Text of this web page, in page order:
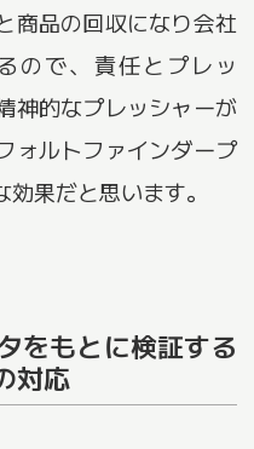
商品の回収になり会社
ので、責任とプレッ
神的なプレッシャーが
ォルトファインダープ
果だと思います。
をもとに検証する
対応